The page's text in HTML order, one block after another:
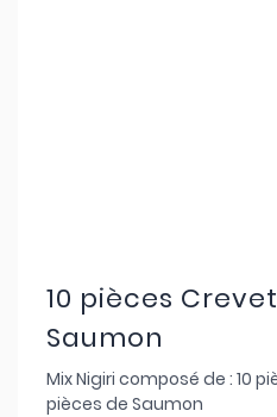
10 pièces
Saumon
Mix Nigiri composé de : 10
pièces de Saumon